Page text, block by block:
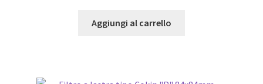
Aggiungi al carrello